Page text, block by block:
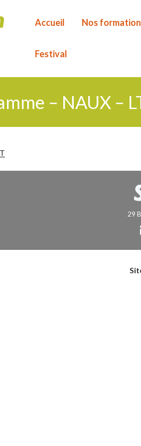
Accueil Nos
Festival
– NAUX –
29